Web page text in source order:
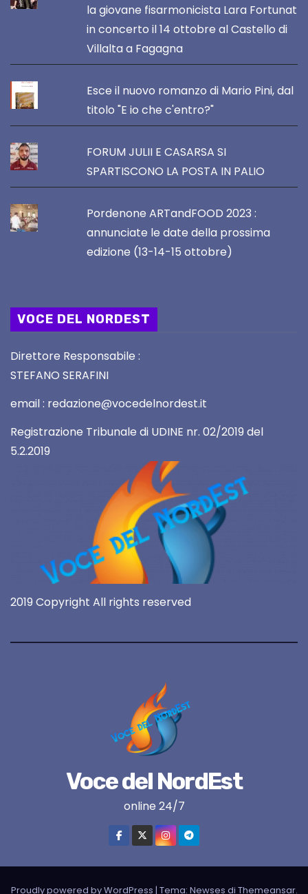
la giovane fisarmonicista Lara Fortunat
in concerto il 14 ottobre al Castello di
Villalta a Fagagna
Esce il nuovo romanzo di Mario Pini, dal
titolo "E io che c'entro?"
FORUM JULII E CASARSA SI
SPARTISCONO LA POSTA IN PALIO
Pordenone ARTandFOOD 2023 :
annunciate le date della prossima
edizione (13-14-15 ottobre)
VOCE DEL NORDEST
Direttore Responsabile :
STEFANO SERAFINI
email : redazione@vocedelnordest.it
Registrazione Tribunale di UDINE nr. 02/2019 del
5.2.2019
2019 Copyright All rights reserved
Voce del NordEst
online 24/7
Proudly powered by WordPress | Tema: Newses di Themeansar.